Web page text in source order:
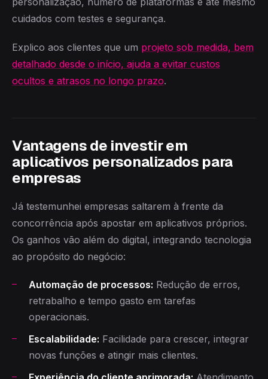
cuidados com testes e segurança.
Explico aos clientes que um projeto sob medida, bem
detalhado desde o início, ajuda a evitar custos
ocultos e atrasos no longo prazo.
Vantagens de investir em
aplicativos personalizados para
empresas
Já testemunhei empresas saltarem à frente da
concorrência após apostar em aplicativos próprios.
Os ganhos vão além do digital, integrando tecnologia
ao propósito do negócio:
Automação de processos: Redução de erros,
retrabalho e tempo gasto em tarefas
operacionais.
Escalabilidade: Facilidade para crescer, integrar
novas funções e atingir mais clientes.